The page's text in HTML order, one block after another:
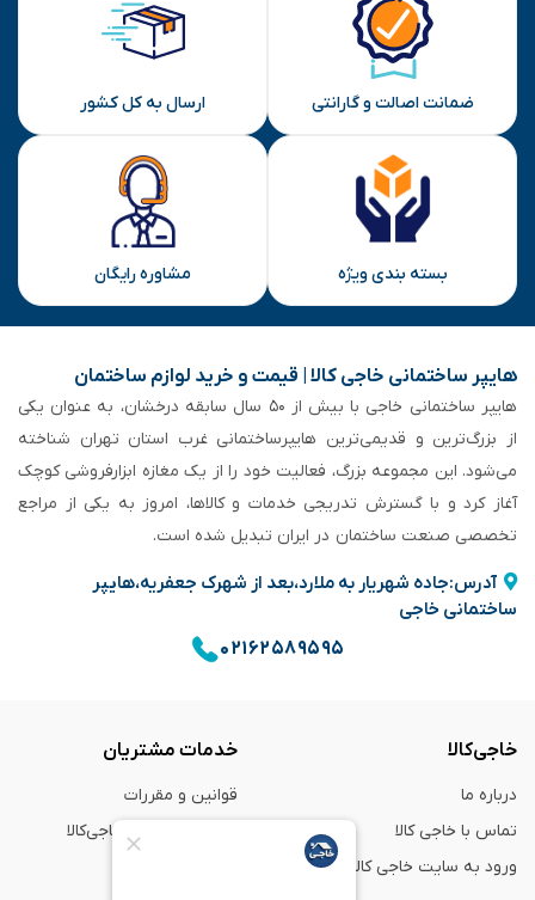
ضمانت اصالت و گارانتی ارسال به کل کشور
بسته بندی ویژه مشاوره رایگان
هایپر ساختمانی خاجی‌ کالا | قیمت و خرید لوازم ساختمان
هایپر ساختمانی خاجی‌ با بیش از ۵۰ سال سابقه‌ درخشان، به عنوان یکی
از بزرگ‌ترین و قدیمی‌ترین هایپرساختمانی‌ غرب استان تهران شناخته
می‌شود. این مجموعه بزرگ، فعالیت خود را از یک مغازه ابزارفروشی کوچک
آغاز کرد و با گسترش تدریجی خدمات و کالاها، امروز به یکی از مراجع
تخصصی صنعت ساختمان در ایران تبدیل شده است.
آدرس:جاده شهریار به ملارد،بعد از شهرک جعفریه،هایپر
ساختمانی خاجی
۰۲۱۶۲۵۸۹۵۹۵
خاجی‌کالا
درباره ما
تماس با خاجی کالا
ورود به سایت خاجی‌ کالا
خدمات مشتریان
قوانین و مقررات
راهنمای خرید از خاجی‌کالا